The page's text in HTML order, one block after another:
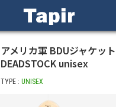
アメリカ軍 BDUジャケッ
DEADSTOCK unisex
TYPE : UNISEX